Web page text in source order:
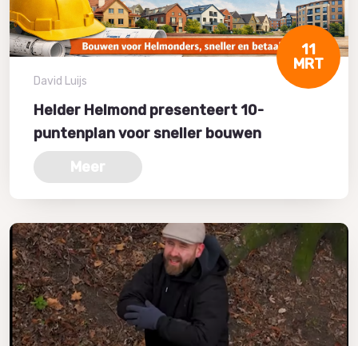
11
MRT
David Luijs
Helder Helmond presenteert 10-
puntenplan voor sneller bouwen
Meer